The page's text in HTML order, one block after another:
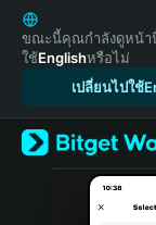
English
日本語
Tiếng Việt
Español
Türkçe
Italiano
ขณะนี้คุณกำลังดูหน้า
ใช้Englishหรือไม่
เปลี่ยนไปใช้